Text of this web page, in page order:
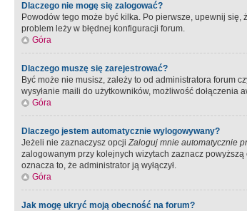
Dlaczego nie mogę się zalogować?
Powodów tego może być kilka. Po pierwsze, upewnij się,
problem leży w błędnej konfiguracji forum.
Góra
Dlaczego muszę się zarejestrować?
Być może nie musisz, zależy to od administratora forum
wysyłanie maili do użytkowników, możliwość
Góra
Dlaczego jestem automatycznie wylogowywany?
Jeżeli nie zaznaczysz opcjiZaloguj mnie automatycznie
zalogowanym przy kolejnych wizytach zaznacz
oznacza to, że administrator ją wyłączył.
Góra
Jak mogę ukryć moją obecność na forum?